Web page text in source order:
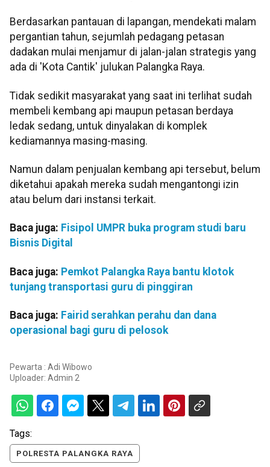
Berdasarkan pantauan di lapangan, mendekati malam
pergantian tahun, sejumlah pedagang petasan
dadakan mulai menjamur di jalan-jalan strategis yang
ada di 'Kota Cantik' julukan Palangka Raya.
Tidak sedikit masyarakat yang saat ini terlihat sudah
membeli kembang api maupun petasan berdaya
ledak sedang, untuk dinyalakan di komplek
kediamannya masing-masing.
Namun dalam penjualan kembang api tersebut, belum
diketahui apakah mereka sudah mengantongi izin
atau belum dari instansi terkait.
Baca juga: Fisipol UMPR buka program studi baru
Bisnis Digital
Baca juga: Pemkot Palangka Raya bantu klotok
tunjang transportasi guru di pinggiran
Baca juga: Fairid serahkan perahu dan dana
operasional bagi guru di pelosok
Pewarta : Adi Wibowo
Uploader: Admin 2
Tags:
POLRESTA PALANGKA RAYA